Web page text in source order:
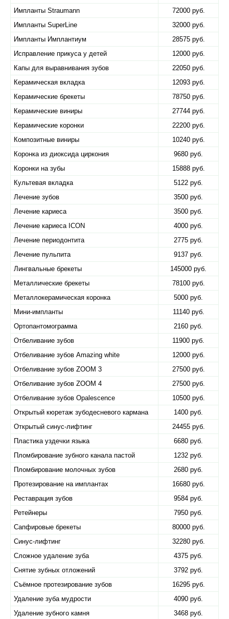
Импланты Straumann
72000 руб.
Импланты SuperLine
32000 руб.
Импланты Имплантиум
28575 руб.
Исправление прикуса у детей
12000 руб.
Капы для выравнивания зубов
22050 руб.
Керамическая вкладка
12093 руб.
Керамические брекеты
78750 руб.
Керамические виниры
27744 руб.
Керамические коронки
22200 руб.
Композитные виниры
10240 руб.
Коронка из диоксида циркония
9680 руб.
Коронки на зубы
15888 руб.
Культевая вкладка
5122 руб.
Лечение зубов
3500 руб.
Лечение кариеса
3500 руб.
Лечение кариеса ICON
4000 руб.
Лечение периодонтита
2775 руб.
Лечение пульпита
9137 руб.
Лингвальные брекеты
145000 руб.
Металлические брекеты
78100 руб.
Металлокерамическая коронка
5000 руб.
Мини-импланты
11140 руб.
Ортопантомограмма
2160 руб.
Отбеливание зубов
11900 руб.
Отбеливание зубов Amazing white
12000 руб.
Отбеливание зубов ZOOM 3
27500 руб.
Отбеливание зубов ZOOM 4
27500 руб.
Отбеливание зубов Оpalescence
10500 руб.
Открытый кюретаж зубодесневого кармана
1400 руб.
Открытый синус-лифтинг
24455 руб.
Пластика уздечки языка
6680 руб.
Пломбирование зубного канала пастой
1232 руб.
Пломбирование молочных зубов
2680 руб.
Протезирование на имплантах
16680 руб.
Реставрация зубов
9584 руб.
Ретейнеры
7950 руб.
Сапфировые брекеты
80000 руб.
Синус-лифтинг
32280 руб.
Сложное удаление зуба
4375 руб.
Снятие зубных отложений
3792 руб.
Съёмное протезирование зубов
16295 руб.
Удаление зуба мудрости
4090 руб.
Удаление зубного камня
3468 руб.